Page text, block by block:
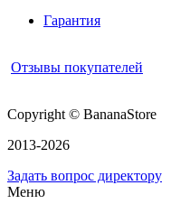
Гарантия
Отзывы покупателей
Copyright © BananaStore
2013-2026
Задать вопрос директору
Меню